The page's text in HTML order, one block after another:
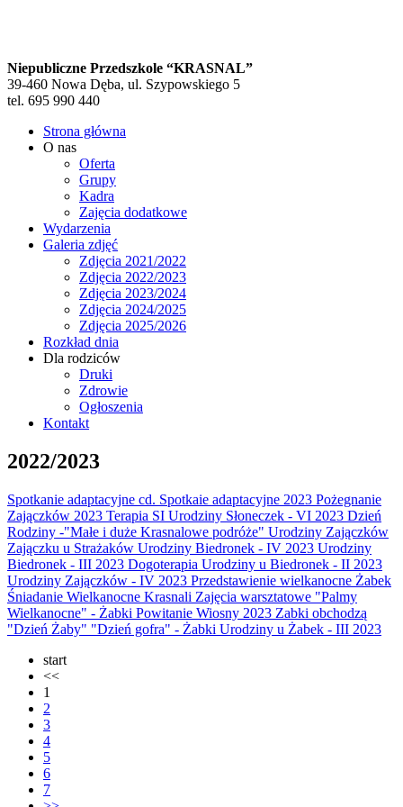
Niepubliczne Przedszkole “KRASNAL”
39-460 Nowa Dęba, ul. Szypowskiego 5
tel. 695 990 440
Strona główna
O nas
Oferta
Grupy
Kadra
Zajęcia dodatkowe
Wydarzenia
Galeria zdjęć
Zdjęcia 2021/2022
Zdjęcia 2022/2023
Zdjęcia 2023/2024
Zdjęcia 2024/2025
Zdjęcia 2025/2026
Rozkład dnia
Dla rodziców
Druki
Zdrowie
Ogłoszenia
Kontakt
2022/2023
Spotkanie adaptacyjne cd. Spotkaie adaptacyjne 2023 Pożegnanie
Zajączków 2023 Terapia SI Urodziny Słoneczek - VI 2023 Dzień
Rodziny -"Małe i duże Krasnalowe podróże" Urodziny Zajączków
Zajączku u Strażaków Urodziny Biedronek - IV 2023 Urodziny
Biedronek - III 2023 Dogoterapia Urodziny u Biedronek - II 2023
Urodziny Zajączków - IV 2023 Przedstawienie wielkanocne Żabek
Śniadanie Wielkanocne Krasnali Zajęcia warsztatowe "Palmy
Wielkanocne" - Żabki Powitanie Wiosny 2023 Zabki obchodzą
"Dzień Żaby" "Dzień gofra" - Żabki Urodziny u Żabek - III 2023
start
<<
1
2
3
4
5
6
7